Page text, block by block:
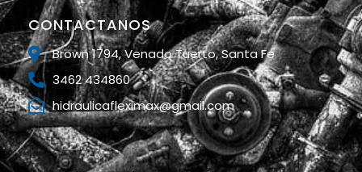
CONTACTANOS
Brown 1794, Venado Tuerto, Santa Fe
3462 434860
hidraulicafleximax@gmail.com